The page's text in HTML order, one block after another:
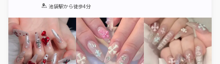
1 2 3 4 5
池袋駅から徒歩4分